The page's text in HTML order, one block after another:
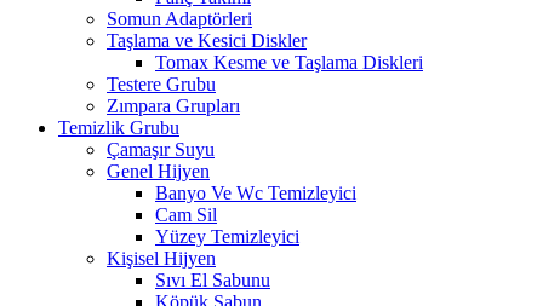
Somun Adaptörleri
Taşlama ve Kesici Diskler
Tomax Kesme ve Taşlama Diskleri
Testere Grubu
Zımpara Grupları
Temizlik Grubu
Çamaşır Suyu
Genel Hijyen
Banyo Ve Wc Temizleyici
Cam Sil
Yüzey Temizleyici
Kişisel Hijyen
Sıvı El Sabunu
Köpük Sabun